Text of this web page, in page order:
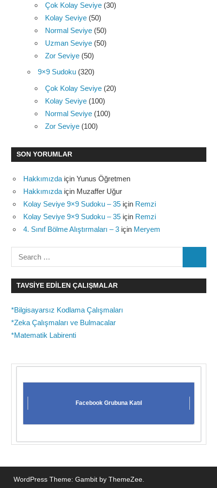
Çok Kolay Seviye (30)
Kolay Seviye (50)
Normal Seviye (50)
Uzman Seviye (50)
Zor Seviye (50)
9×9 Sudoku (320)
Çok Kolay Seviye (20)
Kolay Seviye (100)
Normal Seviye (100)
Zor Seviye (100)
SON YORUMLAR
Hakkımızda için Yunus Öğretmen
Hakkımızda için Muzaffer Uğur
Kolay Seviye 9×9 Sudoku – 35 için Remzi
Kolay Seviye 9×9 Sudoku – 35 için Remzi
4. Sınıf Bölme Alıştırmaları – 3 için Meryem
Search
for:
TAVSIYE EDILEN ÇALIŞMALAR
*Bilgisayarsız Kodlama Çalışmaları
*Zeka Çalışmaları ve Bulmacalar
*Matematik Labirenti
Facebook Grubuna Katıl
WordPress Theme: Gambit by ThemeZee.